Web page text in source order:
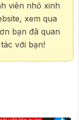
viên nhỏ xinh
xem qua
bạn đã quan
với bạn!